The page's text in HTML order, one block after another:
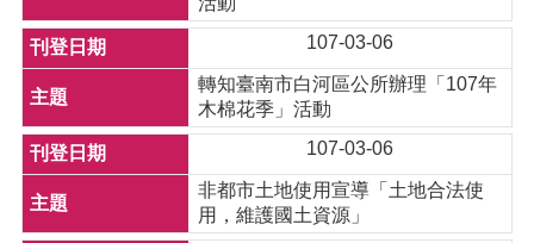
107-03-06
轉知臺南市白河區公所辦理「107年
木棉花季」活動
107-03-06
非都市土地使用宣導「土地合法使
用，維護國土資源」